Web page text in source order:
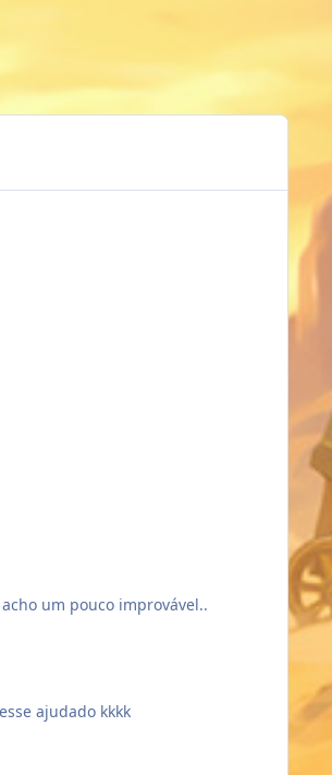
enriquecido e ser ainda mais util
um pouco improvável..
ajudado kkkk